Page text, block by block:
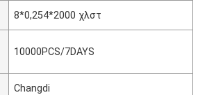
8*0,254*2000 χλστ
10000PCS/7DAYS
Changdi